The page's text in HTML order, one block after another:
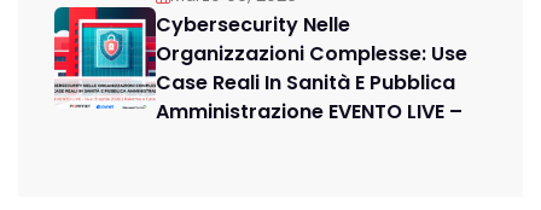
Cybersecurity Nelle
Organizzazioni Complesse: Use
Case Reali In Sanità E Pubblica
Amministrazione EVENTO LIVE –